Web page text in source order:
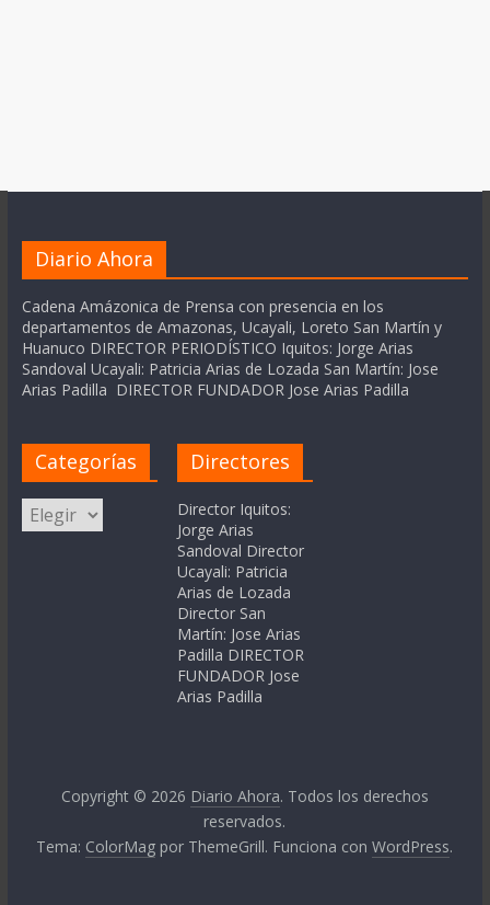
Diario Ahora
Cadena Amázonica de Prensa con presencia en los
departamentos de Amazonas, Ucayali, Loreto San Martín y
Huanuco DIRECTOR PERIODÍSTICO Iquitos: Jorge Arias
Sandoval Ucayali: Patricia Arias de Lozada San Martín: Jose
Arias Padilla DIRECTOR FUNDADOR Jose Arias Padilla
Categorías
Categorías
Directores
Director Iquitos:
Jorge Arias
Sandoval Director
Ucayali: Patricia
Arias de Lozada
Director San
Martín: Jose Arias
Padilla DIRECTOR
FUNDADOR Jose
Arias Padilla
Copyright © 2026 Diario Ahora. Todos los derechos
reservados.
Tema: ColorMag por ThemeGrill. Funciona conWordPress.